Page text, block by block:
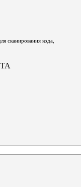
сканирования кода,